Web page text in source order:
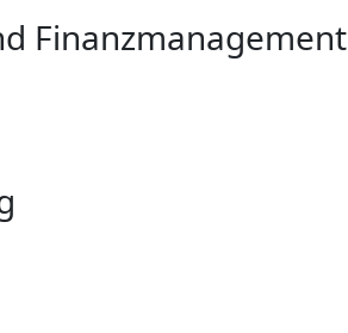
Finanzmanagement